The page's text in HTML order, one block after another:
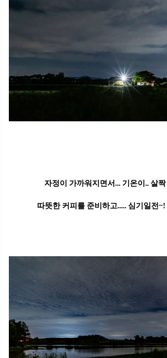
자정이 가까워지면서... 기온이.. 살
따뜻한 커피를 준비하고..... 심기일전